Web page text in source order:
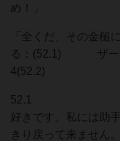
め！」
「全くだ、その金槌
る：(52.1) ザーキ
4(52.2)
52.1 「ユー
好きです。私には助
きり戻って来ません